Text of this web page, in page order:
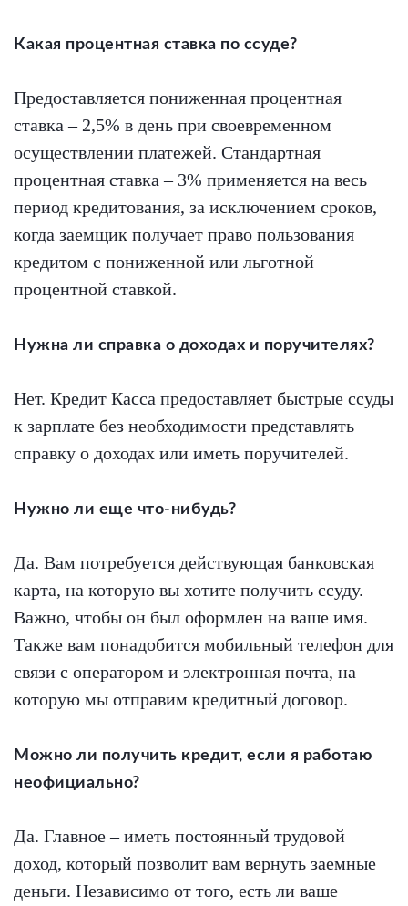
Какая процентная ставка по ссуде?
Предоставляется пониженная процентная
ставка – 2,5% в день при своевременном
осуществлении платежей. Стандартная
процентная ставка – 3% применяется на весь
период кредитования, за исключением сроков,
когда заемщик получает право пользования
кредитом с пониженной или льготной
процентной ставкой.
Нужна ли справка о доходах и поручителях?
Нет. Кредит Касса предоставляет быстрые ссуды
к зарплате без необходимости представлять
справку о доходах или иметь поручителей.
Нужно ли еще что-нибудь?
Да. Вам потребуется действующая банковская
карта, на которую вы хотите получить ссуду.
Важно, чтобы он был оформлен на ваше имя.
Также вам понадобится мобильный телефон для
связи с оператором и электронная почта, на
которую мы отправим кредитный договор.
Можно ли получить кредит, если я работаю
неофициально?
Да. Главное – иметь постоянный трудовой
доход, который позволит вам вернуть заемные
деньги. Независимо от того, есть ли ваше